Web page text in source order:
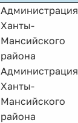
Администрация
Ханты-
Мансийского
района
Администрация
Ханты-
Мансийского
района